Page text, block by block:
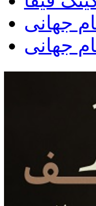
جهانی
جهانی